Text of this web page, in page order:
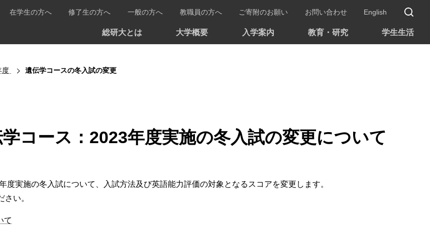
総研大とは 大学概要 入学案内 教育・研究 学生生活
在学生の方へ 修了生の方へ 一般の方へ 教職員の方へ ご寄附のお願い お問い合わせ English
度 遺伝学コースの冬入試の変更
学コース：2023年度実施の冬入試の変更について
度実施の冬入試について、入試方法及び英語能力評価の対象となるスコアを変更します。
い。
て